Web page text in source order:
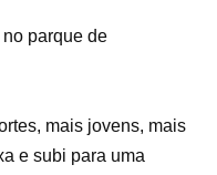
parque de
mais jovens, mais
e subi para uma